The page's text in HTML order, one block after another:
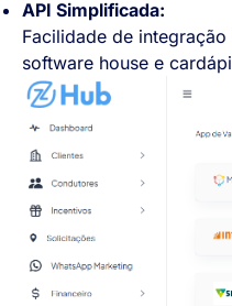
API Simplificada:
Facilidade de
software house e